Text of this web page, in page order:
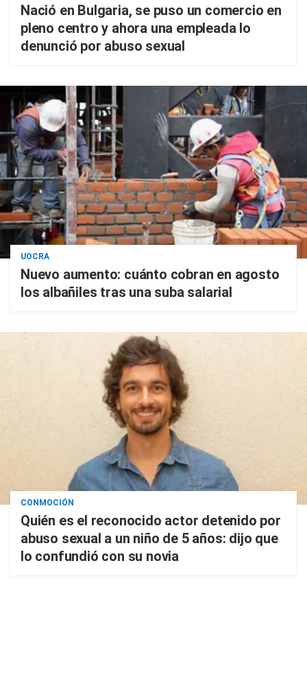
Nació en Bulgaria, se puso un comercio en
pleno centro y ahora una empleada lo
denunció por abuso sexual
UOCRA
Nuevo aumento: cuánto cobran en agosto
los albañiles tras una suba salarial
CONMOCIÓN
Quién es el reconocido actor detenido por
abuso sexual a un niño de 5 años: dijo que
lo confundió con su novia